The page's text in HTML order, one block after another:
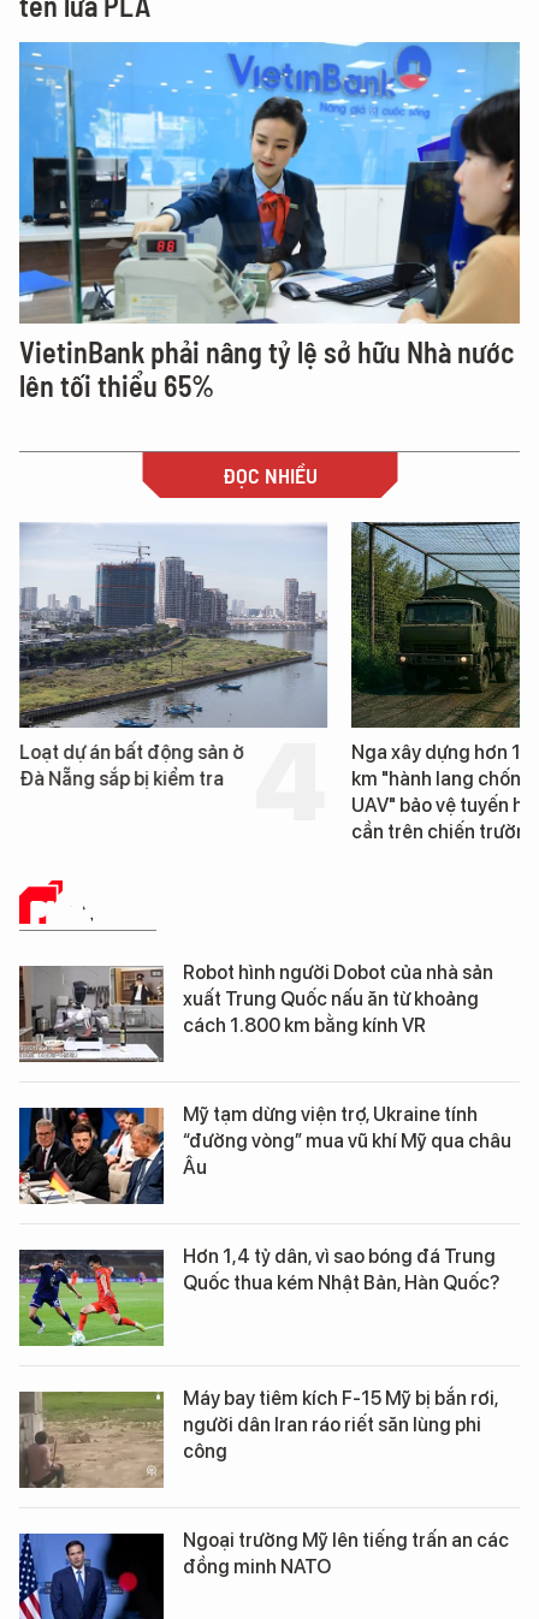
VietinBank phải nâng tỷ lệ sở hữu Nhà nước
lên tối thiểu 65%
ĐỌC NHIỀU
Loạt dự án bất động sản ở
Đà Nẵng sắp bị kiểm tra
Nga xây dựng hơn
km "hành lang chống
UAV" bảo vệ tuyến
cần trên chiến trường
PHÂN TÍCH
Robot hình người Dobot của nhà sản
xuất Trung Quốc nấu ăn từ khoảng
cách 1.800 km bằng kính VR
Mỹ tạm dừng viện trợ, Ukraine tính
“đường vòng” mua vũ khí Mỹ qua châu
Âu
Hơn 1,4 tỷ dân, vì sao bóng đá Trung
Quốc thua kém Nhật Bản, Hàn Quốc?
Máy bay tiêm kích F-15 Mỹ bị bắn rơi,
người dân Iran ráo riết săn lùng phi
công
Ngoại trưởng Mỹ lên tiếng trấn an các
đồng minh NATO